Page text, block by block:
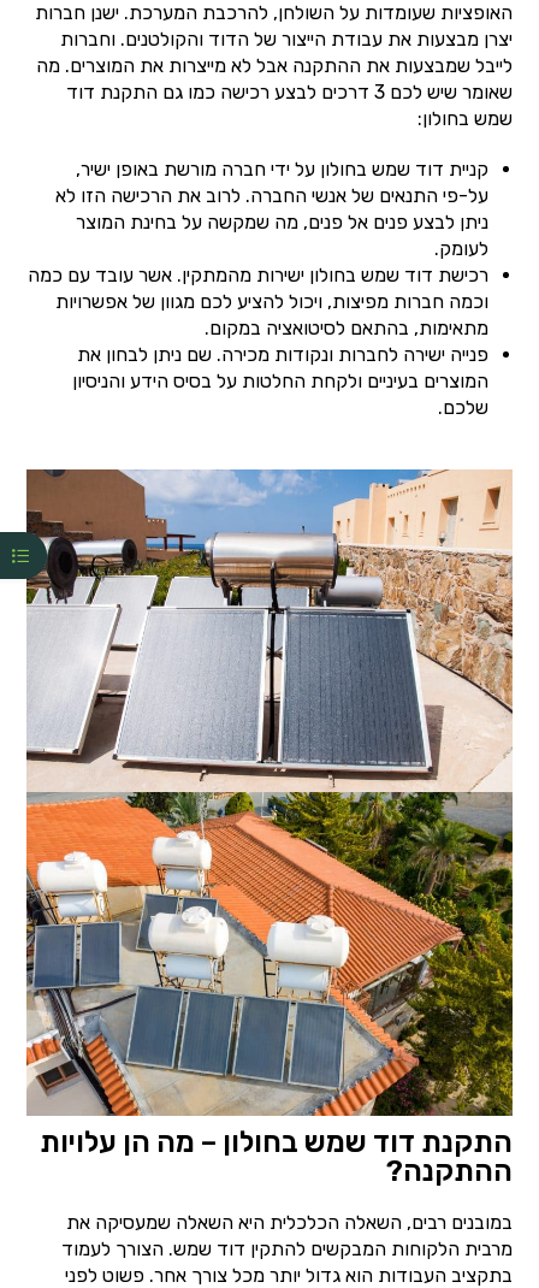
האופציות שעומדות על השולחן, להרכבת המערכת. ישנן חברות
יצרן מבצעות את עבודת הייצור של הדוד והקולטנים. וחברות
לייבל שמבצעות את ההתקנה אבל לא מייצרות את המוצרים. מה
שאומר שיש לכם 3 דרכים לבצע רכישה כמו גם התקנת דוד
שמש בחולון:
קניית דוד שמש בחולון על ידי חברה מורשת באופן ישיר,
על-פי התנאים של אנשי החברה. לרוב את הרכישה הזו לא
ניתן לבצע פנים אל פנים, מה שמקשה על בחינת המוצר
לעומק.
רכישת דוד שמש בחולון ישירות מהמתקין. אשר עובד עם כמה
וכמה חברות מפיצות, ויכול להציע לכם מגוון של אפשרויות
מתאימות, בהתאם לסיטואציה במקום.
פנייה ישירה לחברות ונקודות מכירה. שם ניתן לבחון את
המוצרים בעיניים ולקחת החלטות על בסיס הידע והניסיון
שלכם.
התקנת דוד שמש בחולון – מה הן עלויות
ההתקנה?
במובנים רבים, השאלה הכלכלית היא השאלה שמעסיקה את
מרבית הלקוחות המבקשים להתקין דוד שמש. הצורך לעמוד
בתקציב העבודות הוא גדול יותר מכל צורך אחר. פשוט לפני